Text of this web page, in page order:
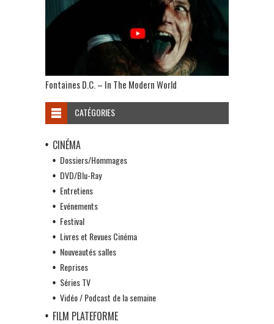
Fontaines D.C. – In The Modern World
CATÉGORIES
CINÉMA
Dossiers/Hommages
DVD/Blu-Ray
Entretiens
Evénements
Festival
Livres et Revues Cinéma
Nouveautés salles
Reprises
Séries TV
Vidéo / Podcast de la semaine
FILM PLATEFORME